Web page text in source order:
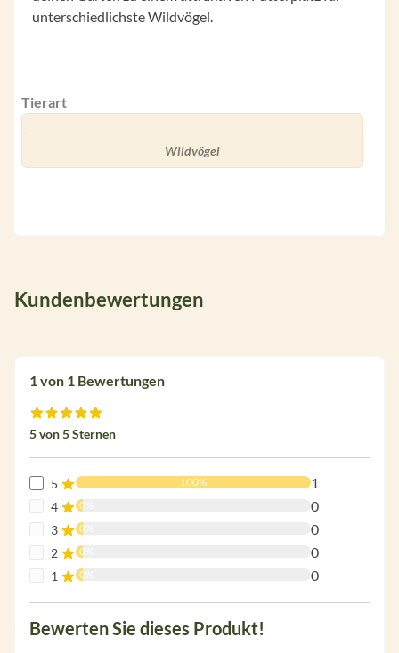
unterschiedlichste Wildvögel.
Tierart
Wildvögel
Kundenbewertungen
1 von 1 Bewertungen
Durchschnittliche Bewertung von 5 von 5 Sternen
5 von 5 Sternen
5 100% 1
4 0% 0
3 0% 0
2 0% 0
1 0% 0
Bewerten Sie dieses Produkt!